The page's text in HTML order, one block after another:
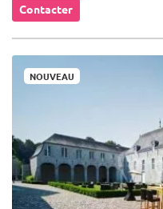
Contacter
NOUVEAU